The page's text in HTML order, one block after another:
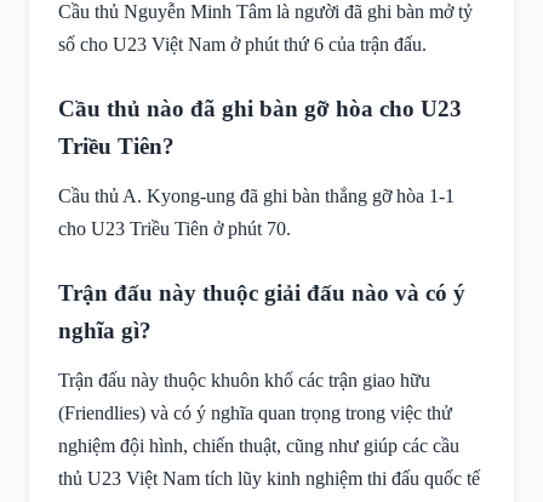
Cầu thủ Nguyễn Minh Tâm là người đã ghi bàn mở tỷ
số cho U23 Việt Nam ở phút thứ 6 của trận đấu.
Cầu thủ nào đã ghi bàn gỡ hòa cho U23
Triều Tiên?
Cầu thủ A. Kyong-ung đã ghi bàn thắng gỡ hòa 1-1
cho U23 Triều Tiên ở phút 70.
Trận đấu này thuộc giải đấu nào và có ý
nghĩa gì?
Trận đấu này thuộc khuôn khổ các trận giao hữu
(Friendlies) và có ý nghĩa quan trọng trong việc thử
nghiệm đội hình, chiến thuật, cũng như giúp các cầu
thủ U23 Việt Nam tích lũy kinh nghiệm thi đấu quốc tế